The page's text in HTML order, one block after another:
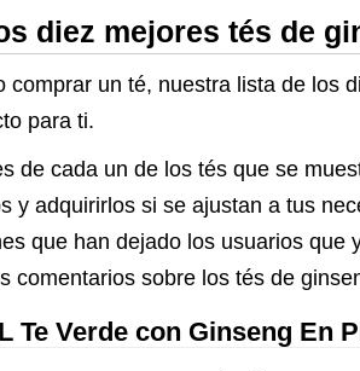
diez mejores tés de
comprar un té, nuestra lista de los
para ti.
de cada un de los tés que se
y adquirirlos si se ajustan a tus
que han dejado los usuarios
comentarios sobre los tés de
Te Verde con Ginseng En